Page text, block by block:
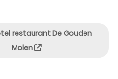
restaurant De Gouden
Molen